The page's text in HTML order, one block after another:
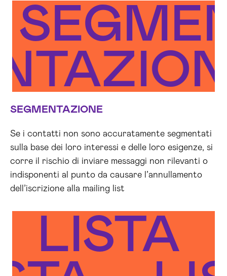
SEGMENTAZIONE
Se i contatti non sono accuratamente segmentati
sulla base dei loro interessi e delle loro esigenze, si
corre il rischio di inviare messaggi non rilevanti o
indisponenti al punto da causare l’annullamento
dell’iscrizione alla mailing list
LISTA